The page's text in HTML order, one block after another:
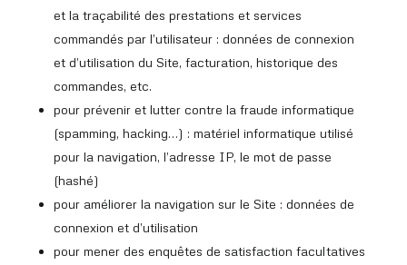
et la traçabilité des prestations et services
commandés par l’utilisateur : données de connexion
et d’utilisation du Site, facturation, historique des
commandes, etc.
pour prévenir et lutter contre la fraude informatique
(spamming, hacking…) : matériel informatique utilisé
pour la navigation, l’adresse IP, le mot de passe
(hashé)
pour améliorer la navigation sur le Site : données de
connexion et d’utilisation
pour mener des enquêtes de satisfaction facultatives